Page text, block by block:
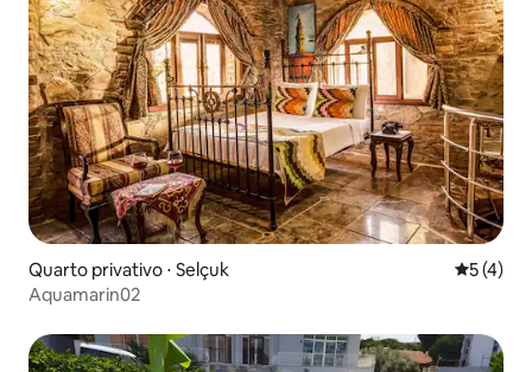
Quarto privativo ⋅ Selçuk 5 de
5 (4)
Aquamarin02